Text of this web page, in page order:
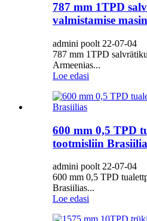
787 mm 1TPD
valmistamise
admini poolt 22-07-04
787 mm 1TPD
Armeenias...
Loe edasi
600 mm 0,5 TPD
tootmisliin
admini poolt 22-07-04
600 mm 0,5 TPD
Brasiilias...
Loe edasi